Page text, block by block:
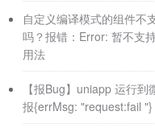
自定义编译模式的组件不
吗？报错：Error: 暂不支
用法
【报Bug】uniapp 运行到
报{errMsg: "request:fail "}